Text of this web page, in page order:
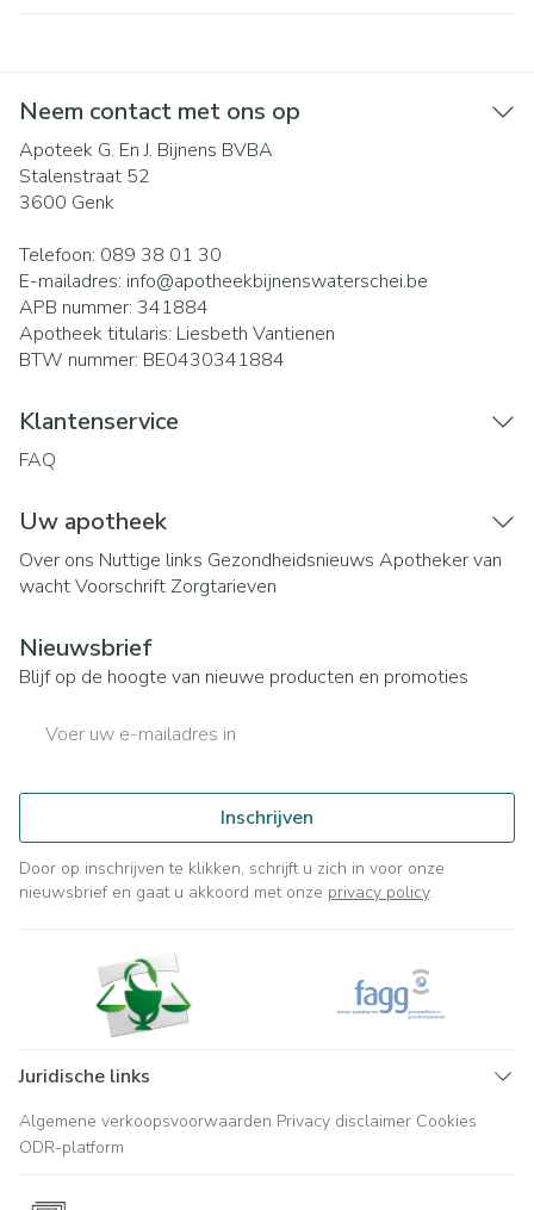
Neem contact met ons op
Apoteek G. En J. Bijnens BVBA
Stalenstraat 52
3600 Genk
Telefoon: 089 38 01 30
E-mailadres: info@apotheekbijnenswaterschei.be
APB nummer: 341884
Apotheek titularis: Liesbeth Vantienen
BTW nummer: BE0430341884
Klantenservice
FAQ
Uw apotheek
Over ons Nuttige links Gezondheidsnieuws Apotheker van
wachtVoorschrift Zorgtarieven
Nieuwsbrief
Blijf op de hoogte van nieuwe producten en promoties
Inschrijven
Door op inschrijven te klikken, schrijft u zich in voor onze
nieuwsbrief en gaat u akkoord met onze privacy policy.
Juridische links
Algemene verkoopsvoorwaarden Privacy disclaimer Cookies
ODR-platform